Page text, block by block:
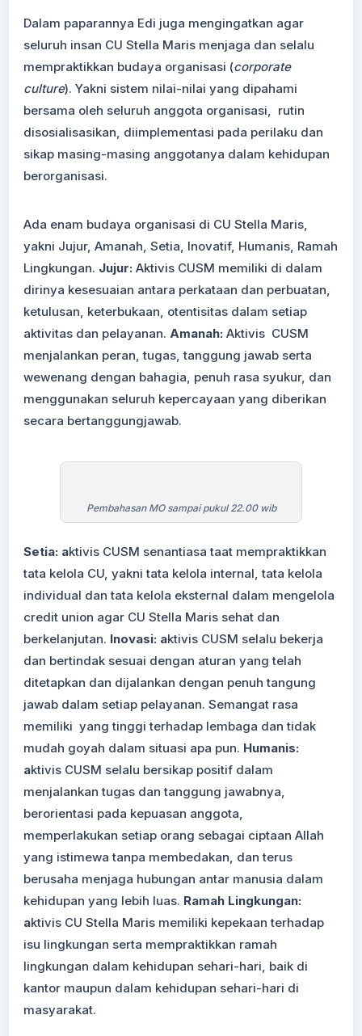
Dalam paparannya Edi juga mengingatkan agar
seluruh insan CU Stella Maris menjaga dan selalu
mempraktikkan budaya organisasi (corporate
culture). Yakni sistem nilai-nilai yang dipahami
bersama oleh seluruh anggota organisasi, rutin
disosialisasikan, diimplementasi pada perilaku dan
sikap masing-masing anggotanya dalam kehidupan
berorganisasi.
Ada enam budaya organisasi di CU Stella Maris,
yakni Jujur, Amanah, Setia, Inovatif, Humanis, Ramah
Lingkungan. Jujur:Aktivis CUSM memiliki di dalam
dirinya kesesuaian antara perkataan dan perbuatan,
ketulusan, keterbukaan, otentisitas dalam setiap
aktivitas dan pelayanan.Amanah:Aktivis CUSM
menjalankan peran, tugas, tanggung jawab serta
wewenang dengan bahagia, penuh rasa syukur, dan
menggunakan seluruh kepercayaan yang diberikan
secara bertanggungjawab.
Pembahasan MO sampai pukul 22.00 wib
Setia: aktivis CUSM senantiasa taat mempraktikkan
tata kelola CU, yakni tata kelola internal, tata kelola
individual dan tata kelola eksternal dalam mengelola
credit union agar CU Stella Maris sehat dan
berkelanjutan. Inovasi: aktivis CUSM selalu bekerja
dan bertindak sesuai dengan aturan yang telah
ditetapkan dan dijalankan dengan penuh tangung
jawab dalam setiap pelayanan. Semangat rasa
memiliki yang tinggi terhadap lembaga dan tidak
mudah goyah dalam situasi apa pun. Humanis:
aktivis CUSM selalu bersikap positif dalam
menjalankan tugas dan tanggung jawabnya,
berorientasi pada kepuasan anggota,
memperlakukan setiap orang sebagai ciptaan Allah
yang istimewa tanpa membedakan, dan terus
berusaha menjaga hubungan antar manusia dalam
kehidupan yang lebih luas. Ramah Lingkungan:
aktivis CU Stella Maris memiliki kepekaan terhadap
isu lingkungan serta mempraktikkan ramah
lingkungan dalam kehidupan sehari-hari, baik di
kantor maupun dalam kehidupan sehari-hari di
masyarakat.